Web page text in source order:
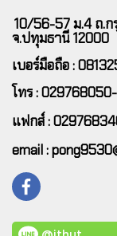
10/56-57 ม.4 ถ.ก
จ.ปทุมธานี 12000
เบอร์มือถือ :
โทร :
แฟกส์ :
email :